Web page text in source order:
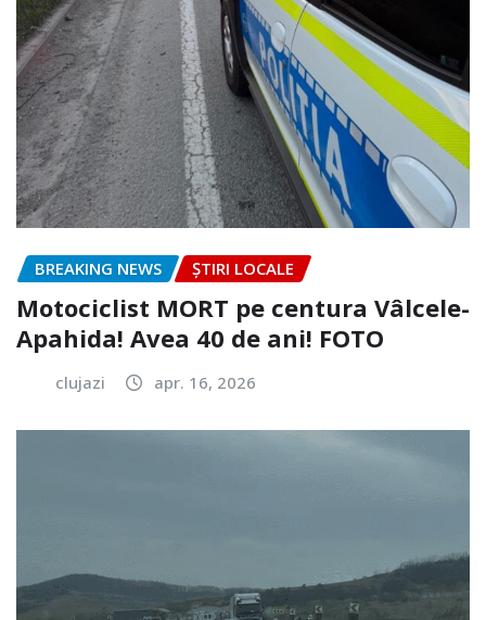
BREAKING NEWS ȘTIRI LOCALE
Motociclist MORT pe centura Vâlcele-
Apahida! Avea 40 de ani! FOTO
clujazi apr. 16, 2026